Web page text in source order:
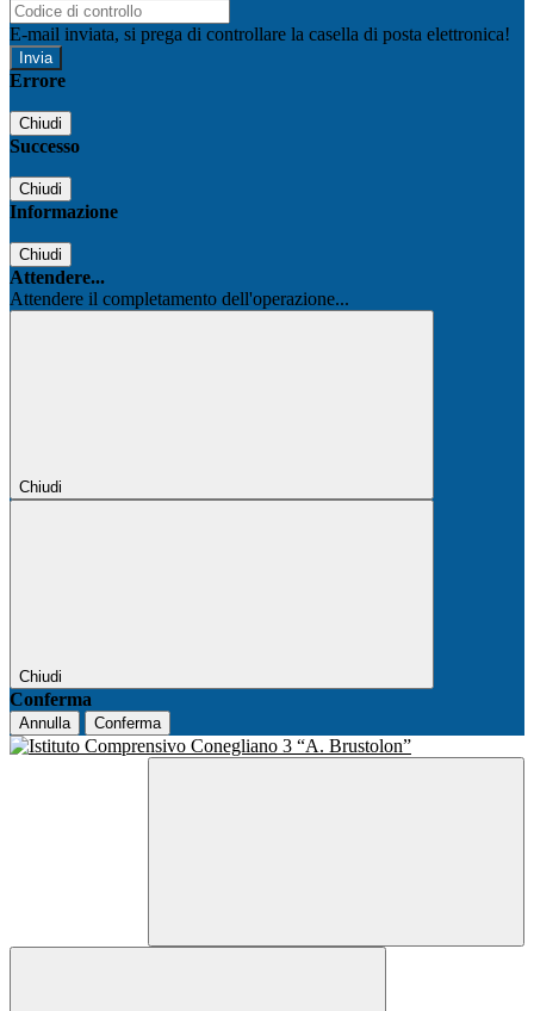
E-mail inviata, si prega di controllare la casella di posta elettronica!
Errore
Chiudi
Successo
Chiudi
Informazione
Chiudi
Attendere...
Attendere il completamento dell'operazione...
Chiudi
Chiudi
Conferma
Annulla Conferma